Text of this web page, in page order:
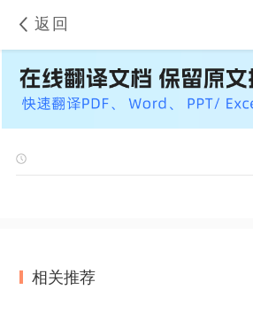
返回
相关推荐